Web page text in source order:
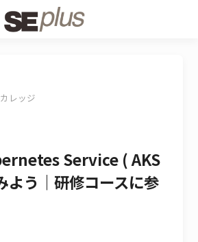
レッジ
Service ( AKS
よう｜研修コースに参